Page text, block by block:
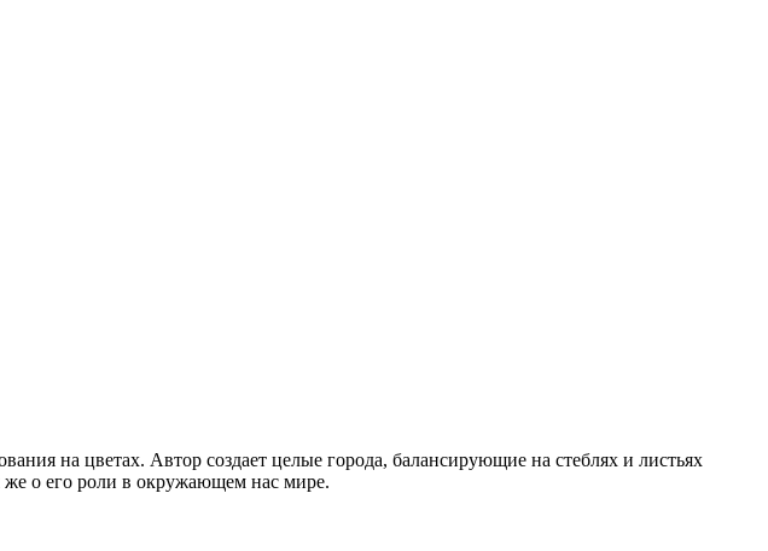
на цветах. Автор создает целые города, балансирующие на стеблях и листьях
же о его роли в окружающем нас мире.